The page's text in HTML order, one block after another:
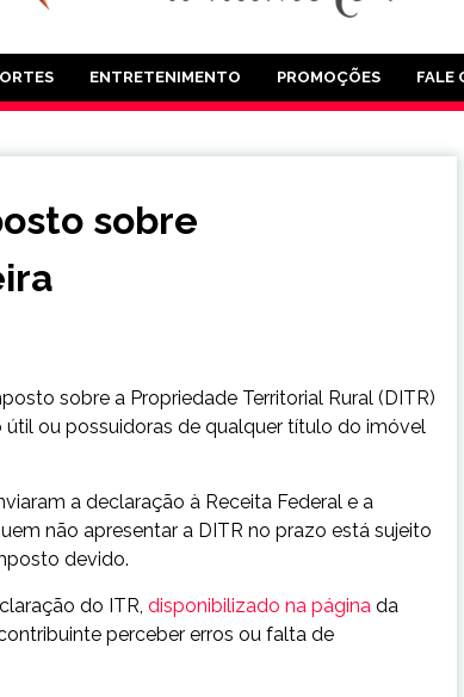
ENTRETENIMENTO PROMOÇÕES FALE
sobre
sobre a Propriedade Territorial Rural (DITR)
útil ou possuidoras de qualquer título do imóvel
a declaração à Receita Federal e a
não apresentar a DITR no prazo está sujeito
devido.
do ITR, disponibilizado na página da
perceber erros ou falta de